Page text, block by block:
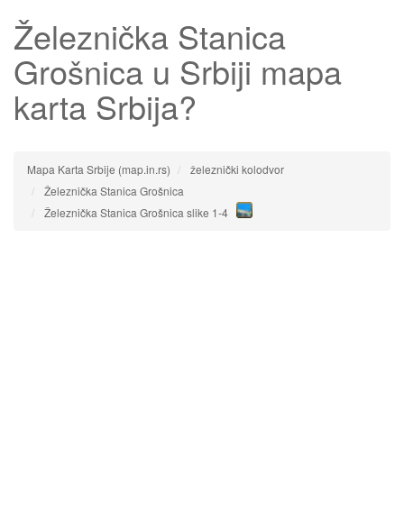
Železnička Stanica
Grošnica u Srbiji mapa
karta Srbija?
Mapa Karta Srbije (map.in.rs)
železnički kolodvor
Železnička Stanica Grošnica
Železnička Stanica Grošnica slike 1-4